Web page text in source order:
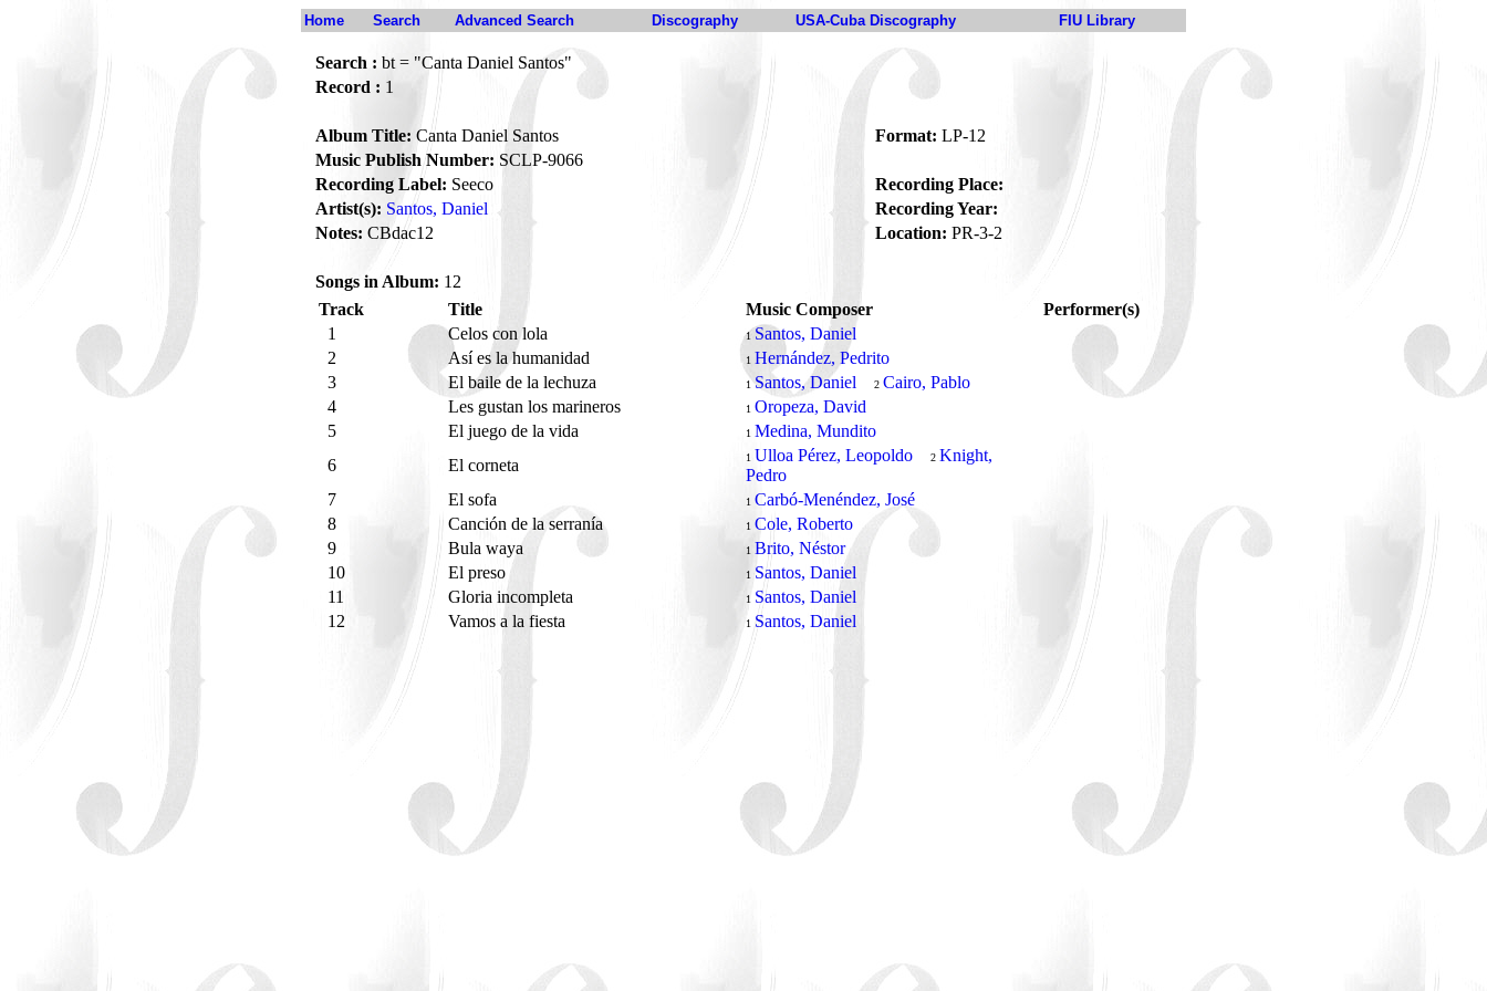
Home Search Advanced Search Discography USA-Cuba Discography FIU Library
Search : bt = "Canta Daniel Santos"
Record : 1
Album Title: Canta Daniel Santos Format: LP-12
Music Publish Number: SCLP-9066
Recording Label: Seeco
Recording Place:
Artist(s): Santos, Daniel
Recording Year:
Notes: CBdac12 Location: PR-3-2
Songs in Album: 12
Track
Title Music Composer
Performer(s)
1
Celos con lola 1 Santos, Daniel
2
Así es la humanidad 1 Hernández, Pedrito
3
El baile de la lechuza 1Santos, Daniel 2 Cairo, Pablo
4
Les gustan los marineros 1 Oropeza, David
5
El juego de la vida 1 Medina, Mundito
6
El corneta 1 Ulloa Pérez, Leopoldo 2 Knight,
Pedro
7
El sofa 1 Carbó-Menéndez, José
8
Canción de la serranía 1 Cole, Roberto
9
Bula waya 1 Brito, Néstor
10
El preso 1 Santos, Daniel
11
Gloria incompleta 1 Santos, Daniel
12
Vamos a la fiesta 1 Santos, Daniel